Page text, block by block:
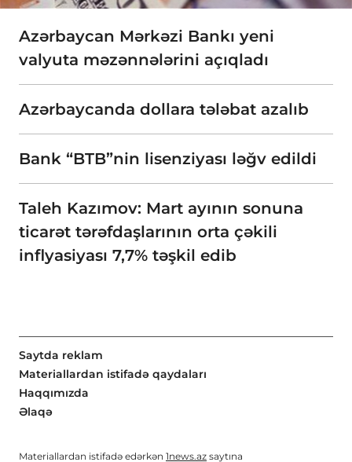
Azərbaycan Mərkəzi Bankı yeni
valyuta məzənnələrini açıqladı
Azərbaycanda dollara tələbat azalıb
Bank “BTB”nin lisenziyası ləğv edildi
Taleh Kazımov: Mart ayının sonuna
ticarət tərəfdaşlarının orta çəkili
inflyasiyası 7,7% təşkil edib
Saytda reklam
Materiallardan istifadə qaydaları
Haqqımızda
Əlaqə
Materiallardan istifadə edərkən 1news.az saytına